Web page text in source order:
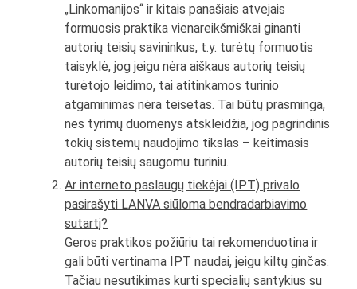
„Linkomanijos“ ir kitais panašiais atvejais
formuosis praktika vienareikšmiškai ginanti
autorių teisių savininkus, t.y. turėtų formuotis
taisyklė, jog jeigu nėra aiškaus autorių teisių
turėtojo leidimo, tai atitinkamos turinio
atgaminimas nėra teisėtas. Tai būtų prasminga,
nes tyrimų duomenys atskleidžia, jog pagrindinis
tokių sistemų naudojimo tikslas – keitimasis
autorių teisių saugomu turiniu.
Ar interneto paslaugų tiekėjai (IPT) privalo
pasirašyti LANVA siūloma bendradarbiavimo
sutartį?
Geros praktikos požiūriu tai rekomenduotina ir
gali būti vertinama IPT naudai, jeigu kiltų ginčas.
Tačiau nesutikimas kurti specialių santykius su